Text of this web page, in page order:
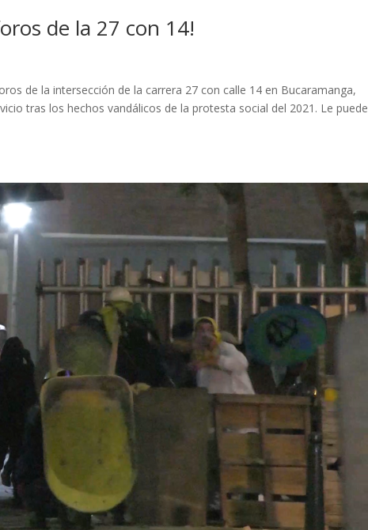
de la 27 con 14!
de la intersección de la carrera 27 con calle 14 en Bucaramanga,
tras los hechos vandálicos de la protesta social del 2021. Le puede